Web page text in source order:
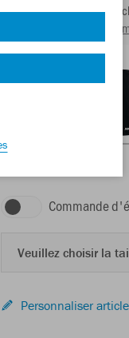
En tant que membre du
Devenir
Commande
Veuillez choisir la
Personnaliser article